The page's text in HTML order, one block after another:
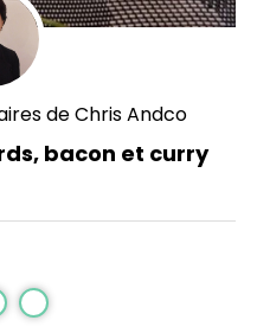
de Chris Andco
bacon et curry